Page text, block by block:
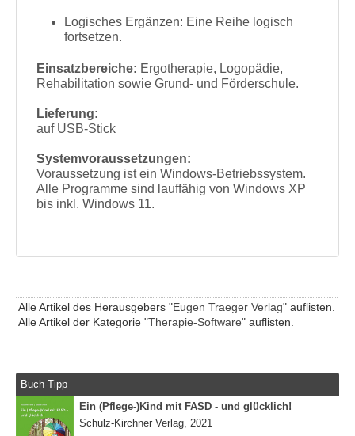
Logisches Ergänzen: Eine Reihe logisch
fortsetzen.
Einsatzbereiche: Ergotherapie, Logopädie,
Rehabilitation sowie Grund- und Förderschule.
Lieferung:
auf USB-Stick
Systemvoraussetzungen:
Voraussetzung ist ein Windows-Betriebssystem.
Alle Programme sind lauffähig von Windows XP
bis inkl. Windows 11.
Alle Artikel des Herausgebers "Eugen Traeger Verlag" auflisten.
Alle Artikel der Kategorie "Therapie-Software" auflisten.
Buch-Tipp
Ein (Pflege-)Kind mit FASD - und glücklich!
Schulz-Kirchner Verlag, 2021